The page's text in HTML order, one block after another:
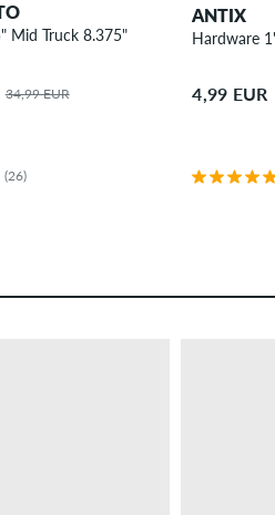
Mid Truck 8.375"
34,99 EUR
(26)
ANTIX
Hardware
4,99 EUR